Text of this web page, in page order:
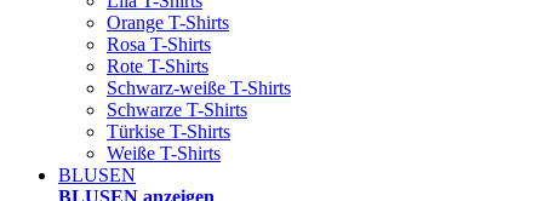
Orange T-Shirts
Rosa T-Shirts
Rote T-Shirts
Schwarz-weiße T-Shirts
Schwarze T-Shirts
Türkise T-Shirts
Weiße T-Shirts
BLUSEN
BLUSEN anzeigen